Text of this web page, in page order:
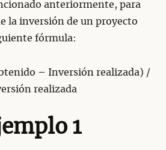
anteriormente, para
la inversión de un proyecto
fórmula:
– Inversión realizada) /
realizada
1